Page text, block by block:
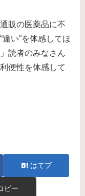
販の医薬品に不
い”を体感してほ
読者のみなさん
便性を体感して
はてブ
ピー